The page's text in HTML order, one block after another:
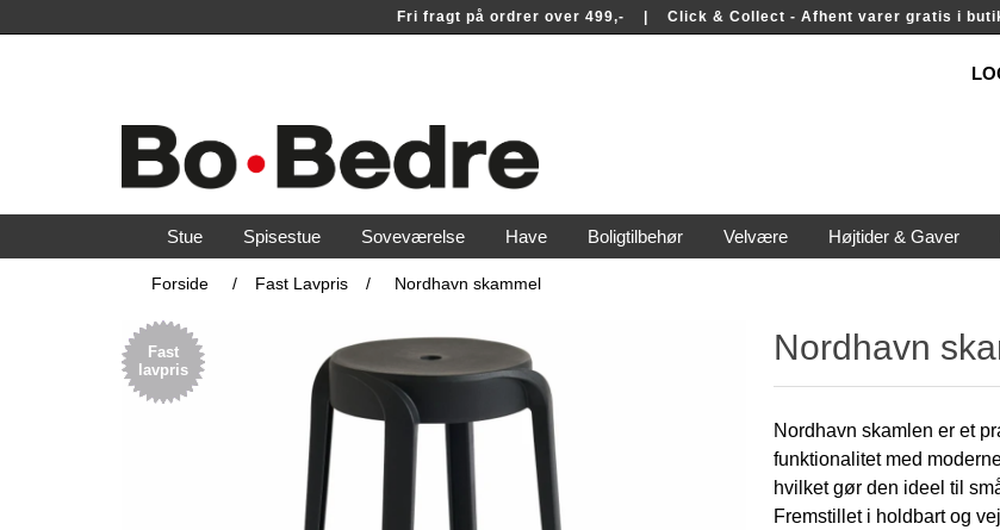
Fri fragt på ordrer over 499,- | Click & Collect - Afhent varer gratis i
Stue Spisestue Soveværelse Have Boligtilbehør Velvære Højtider & Gaver
Forside / Fast Lavpris / Nordhavn skammel
Fast
lavpris
Nordhavn
Nordhavn skamlen er et
funktionalitet med
hvilket gør den ideel til
Fremstillet i holdbart og